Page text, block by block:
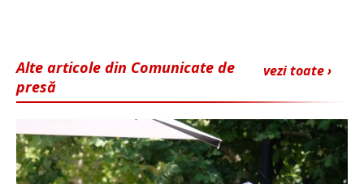
vezi toate ›
Alte articole din Comunicate de
presă